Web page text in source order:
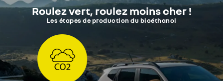
Roulez vert, roulez moins cher !
Les étapes de production du bioéthanol